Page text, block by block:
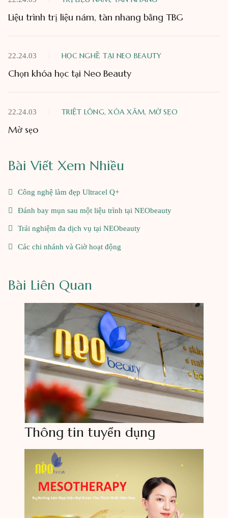
Liệu trình trị liệu nám, tàn nhang bằng TBG
22.24.03 HỌC NGHỀ TẠI NEO BEAUTY
Chọn khóa học tại Neo Beauty
22.24.03 TRIỆT LÔNG, XÓA XĂM, MỜ SẸO
Mờ sẹo
Bài Viết Xem Nhiều
Công nghệ làm đẹp Ultracel Q+
Đánh bay mụn sau một liệu trình tại NEObeauty
Trải nghiệm đa dịch vụ tại NEObeauty
Các chi nhánh và Giờ hoạt động
Bài Liên Quan
Thông tin tuyển dụng